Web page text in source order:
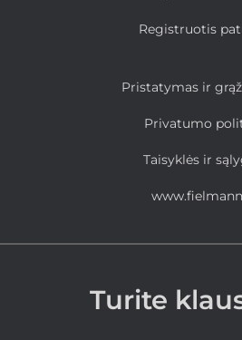
Registruotis
Pristatymas ir
Privatumo
Taisyklės ir
Turite